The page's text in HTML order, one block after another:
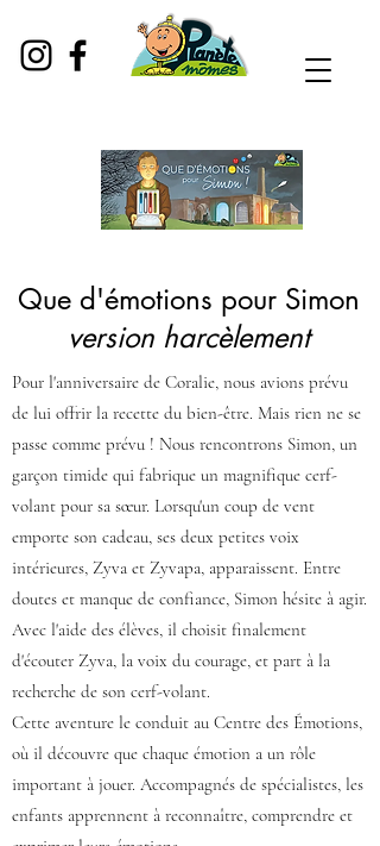
Que d'émotions pour Simon
version harcèlement
Pour l'anniversaire de Coralie, nous avions prévu
de lui offrir la recette du bien-être. Mais rien ne se
passe comme prévu ! Nous rencontrons Simon, un
garçon timide qui fabrique un magnifique cerf-
volant pour sa sœur. Lorsqu'un coup de vent
emporte son cadeau, ses deux petites voix
intérieures, Zyva et Zyvapa, apparaissent. Entre
doutes et manque de confiance, Simon hésite à agir.
Avec l'aide des élèves, il choisit finalement
d'écouter Zyva, la voix du courage, et part à la
recherche de son cerf-volant.
Cette aventure le conduit au Centre des Émotions,
où il découvre que chaque émotion a un rôle
important à jouer. Accompagnés de spécialistes, les
enfants apprennent à reconnaître, comprendre et